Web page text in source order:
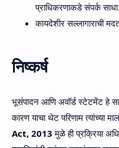
प्राधिकरणाकडे संपर्क साधा.
कायदेशीर सल्लागाराची
निष्कर्ष
भूसंपादन आणि अवॉर्ड स्टेटमेंट हे
कारण याचा थेट परिणाम त्यांच्या
Act, 2013 मुळे ही प्रक्रिया